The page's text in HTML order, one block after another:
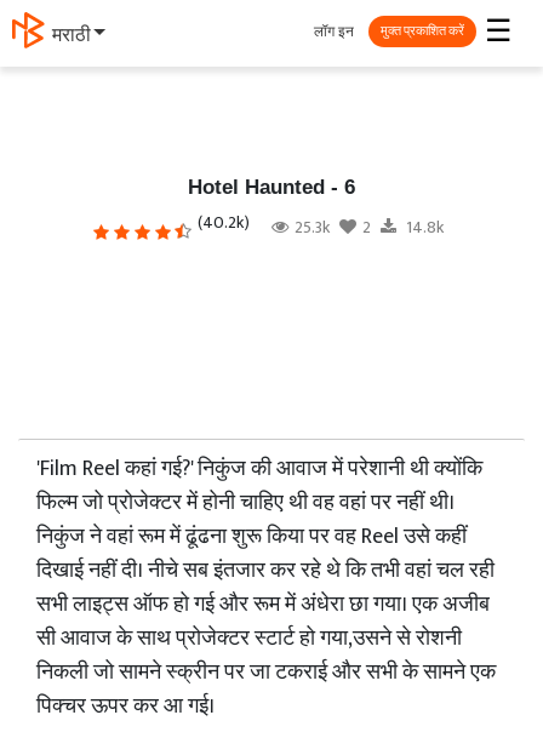
தமிழ் ☰
लॉग इन मुक्त प्रकाशित करें
Hotel Haunted - 6
(40.2k) 25.3k 2 14.8k
'Film Reel कहां गई?' निकुंज की आवाज में परेशानी थी क्योंकि
फिल्म जो प्रोजेक्टर में होनी चाहिए थी वह वहां पर नहीं थी।
निकुंज ने वहां रूम में ढूंढना शुरू किया पर वह Reel उसे कहीं
दिखाई नहीं दी। नीचे सब इंतजार कर रहे थे कि तभी वहां चल रही
सभी लाइट्स ऑफ हो गई और रूम में अंधेरा छा गया। एक अजीब
सी आवाज के साथ प्रोजेक्टर स्टार्ट हो गया,उसने से रोशनी
निकली जो सामने स्क्रीन पर जा टकराई और सभी के सामने एक
पिक्चर ऊपर कर आ गई।